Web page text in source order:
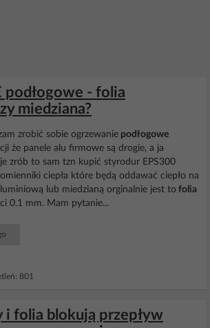
podłogowe - folia
miedziana?
zrobić sobie ogrzewanie podłogowe
że panele alu firmowe są drogie, a ja
zrób to sam tzn kupić styrodur EPS300
ciepła które będą oddawać ciepło na
lub miedzianą orginalnie jest to folia
0.1 mm. Mam pytanie...
801
i folia blokują przepływ